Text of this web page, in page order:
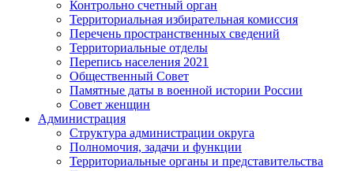
Контрольно счетный орган
Территориальная избирательная комиссия
Перечень пространственных сведений
Территориальные отделы
Перепись населения 2021
Общественный Совет
Памятные даты в военной истории России
Совет женщин
Администрация
Структура администрации округа
Полномочия, задачи и функции
Территориальные органы и представительства